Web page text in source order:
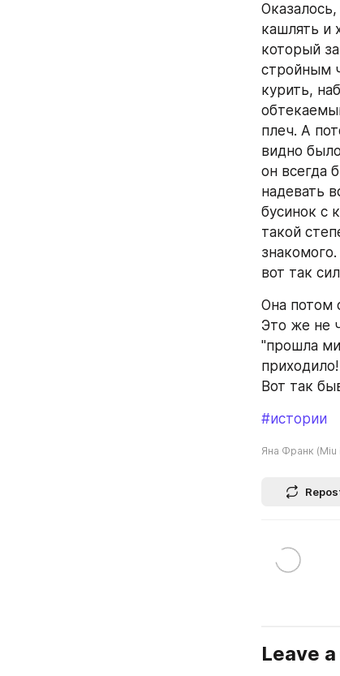
кашлять и
который
стройным
курить,
плеч. А
видно
он всегда
надевать
бусинок с
такой
вот так
Она потом
Это же не
"прошла
Вот так
#истории
Яна Франк (Miu
Leave